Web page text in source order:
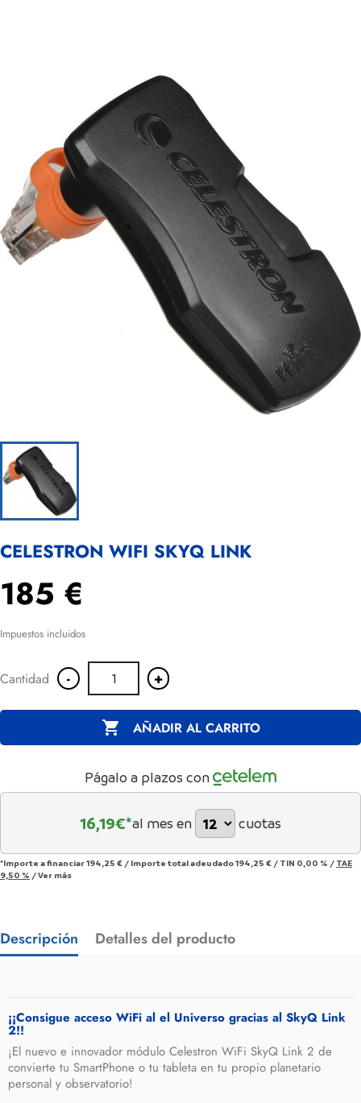
CELESTRON WIFI SKYQ LINK
185 €
Impuestos incluidos
Cantidad - +
 AÑADIR AL CARRITO
Págalo a plazos con
16,19€*al mes en cuotas
*Importe a financiar194,25 € / Importe total adeudado194,25 € / TIN 0,00 % / TAE
9,50 % /Ver más
Descripción Detalles del producto
¡¡Consigue acceso WiFi al el Universo gracias al SkyQ Link
2!!
¡El nuevo e innovador módulo Celestron WiFi SkyQ Link 2 de
convierte tu SmartPhone o tu tableta en tu propio planetario
personal y observatorio!